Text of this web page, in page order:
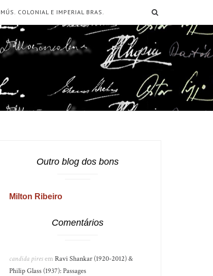
COLONIAL E IMPERIAL BRAS.
Outro blog dos bons
Milton Ribeiro
Comentários
candida piresemRavi Shankar (1920-2012) &
Philip Glass (1937): Passages